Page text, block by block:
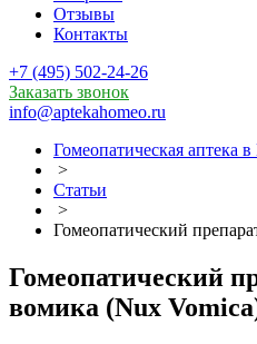
Отзывы
Контакты
+7 (495) 502-24-26
Заказать звонок
info@aptekahomeo.ru
Гомеопатическая аптека
>
Статьи
>
Гомеопатический
Гомеопатический
вомика (Nux